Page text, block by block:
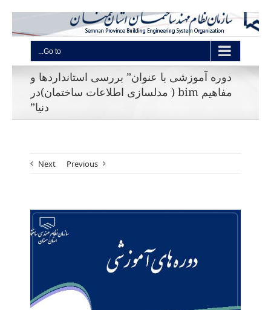
Go to...
دوره آموزشی با عنوان” بررسی استانداردها و
مفاهیم bim ( مدلسازی اطلاعات ساختمان)در
دنیا”
Previous
Next
View